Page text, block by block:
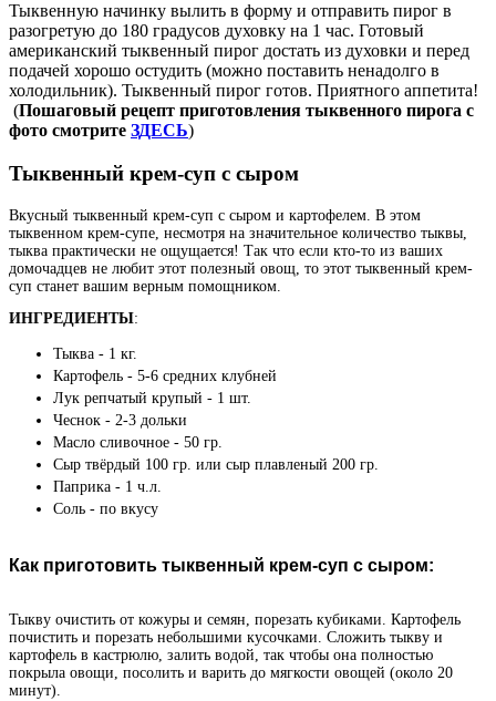
Тыквенную начинку вылить в форму и отправить пирог в
разогретую до 180 градусов духовку на 1 час. Готовый
американский тыквенный пирог достать из духовки и перед
подачей хорошо остудить (можно поставить ненадолго в
холодильник). Тыквенный пирог готов. Приятного аппетита!
(Пошаговый рецепт приготовления тыквенного пирога с
фото смотрите ЗДЕСЬ)
Тыквенный крем-суп с сыром
Вкусный тыквенный крем-суп с сыром и картофелем. В этом
тыквенном крем-супе, несмотря на значительное количество тыквы,
тыква практически не ощущается! Так что если кто-то из ваших
домочадцев не любит этот полезный овощ, то этот тыквенный крем-
суп станет вашим верным помощником.
ИНГРЕДИЕНТЫ:
Тыква - 1 кг.
Картофель - 5-6 средних клубней
Лук репчатый крупый - 1 шт.
Чеснок - 2-3 дольки
Масло сливочное - 50 гр.
Сыр твёрдый 100 гр. или сыр плавленый 200 гр.
Паприка - 1 ч.л.
Соль - по вкусу
Как приготовить тыквенный крем-суп с сыром:
Тыкву очистить от кожуры и семян, порезать кубиками. Картофель
почистить и порезать небольшими кусочками. Сложить тыкву и
картофель в кастрюлю, залить водой, так чтобы она полностью
покрыла овощи, посолить и варить до мягкости овощей (около 20
минут).